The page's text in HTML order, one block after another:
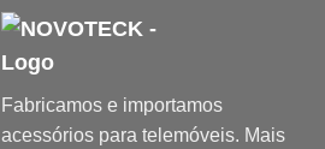
Fabricamos e importamos
acessórios para telemóveis. Mais